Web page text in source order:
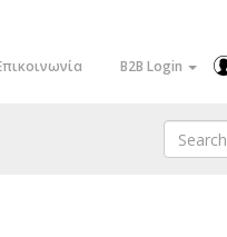
B2B Login
Search